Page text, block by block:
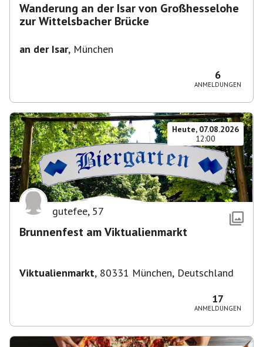
Wanderung an der Isar von Großhesselohe
zur Wittelsbacher Brücke
an der Isar, München
6
ANMELDUNGEN
Heute, 07.08.2026
12:00
gutefee, 57
Brunnenfest am Viktualienmarkt
Viktualienmarkt, 80331 München, Deutschland
17
ANMELDUNGEN